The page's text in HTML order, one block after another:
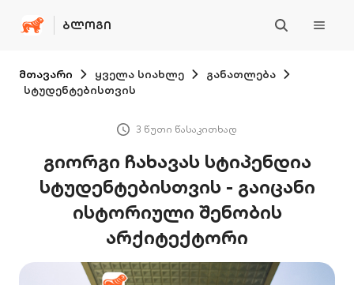
ᲑᲚᲝᲒᲘ
მთავარი ყველა სიახლე
განათლება
სტუდენტებისთვის
3 წუთი წასაკითხად
გიორგი ჩახავას სტიპენდია
სტუდენტებისთვის - გაიცანი
ისტორიული შენობის
არქიტექტორი